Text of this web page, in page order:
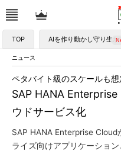
TOP AIを作り動かし守り生か
ニュース
SAP HANA Enterprise
ウドサービス化
ペタバイト級のスケールも想
SAP HANA Enterprise
ライズ向けアプリケーショ